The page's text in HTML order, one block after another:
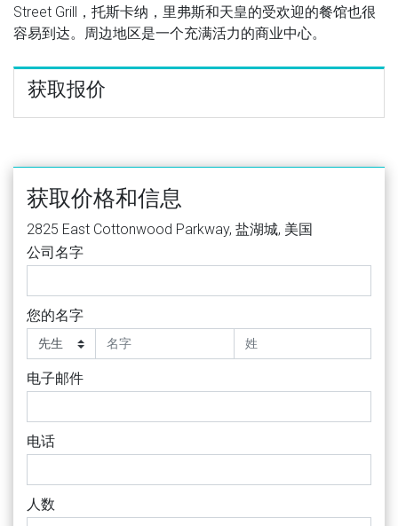
Street Grill，托斯卡纳，里弗斯和天皇的受欢迎的餐馆也很
容易到达。周边地区是一个充满活力的商业中心。
获取报价
获取价格和信息
2825 East Cottonwood Parkway, 盐湖城, 美国
公司名字
您的名字
电子邮件
电话
人数